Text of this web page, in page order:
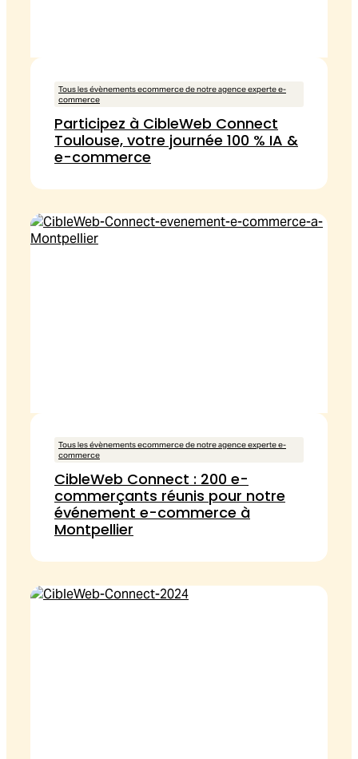
Tous les évènements ecommerce de notre agence experte e-
commerce
Participez à CibleWeb Connect
Toulouse, votre journée 100 % IA &
e-commerce
Tous les évènements ecommerce de notre agence experte e-
commerce
CibleWeb Connect : 200 e-
commerçants réunis pour notre
événement e-commerce à
Montpellier